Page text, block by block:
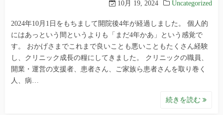
10月 19, 2024 Uncategorized
2024年10月1日をもちまして開院後4年が経過しました。 個人的
にはあっという間というよりも「まだ4年かあ」という感覚で
す。 おかげさまでこれまで良いことも悪いこともたくさん経験
し、クリニック成長の糧にしてきました。 クリニックの職員、
開業・運営の支援者、患者さん、ご家族ら患者さんを取り巻く
人、病…
続きを読む